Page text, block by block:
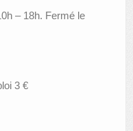
– 18h. Fermé le
3 €